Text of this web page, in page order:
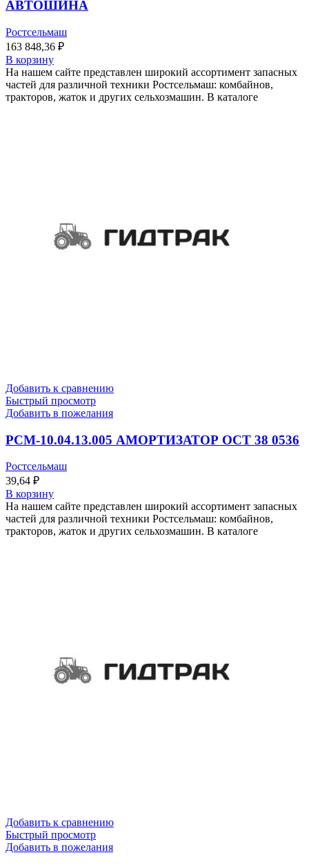
АВТОШИНА
Ростсельмаш
163 848,36 ₽
В корзину
На нашем сайте представлен широкий ассортимент запасных
частей для различной техники Ростсельмаш: комбайнов,
тракторов, жаток и других сельхозмашин. В каталоге
Добавить к сравнению
Быстрый просмотр
Добавить в пожелания
РСМ-10.04.13.005 АМОРТИЗАТОР ОСТ 38 0536
Ростсельмаш
39,64 ₽
В корзину
На нашем сайте представлен широкий ассортимент запасных
частей для различной техники Ростсельмаш: комбайнов,
тракторов, жаток и других сельхозмашин. В каталоге
Добавить к сравнению
Быстрый просмотр
Добавить в пожелания